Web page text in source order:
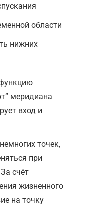
области
нижних
меридиана
вход и
точек,
при
счёт
жизненного
на точку